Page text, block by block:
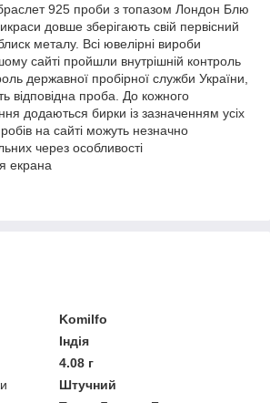
925 проби з топазом Лондон Блю
довше зберігають свій первісний
металу. Всі ювелірні вироби
сайті пройшли внутрішній контроль
державної пробірної служби України,
відповідна проба. До кожного
додаються бирки із зазначенням усіх
на сайті можуть незначно
через особливості
екрана
Komilfo
Індія
4.08 г
Штучний